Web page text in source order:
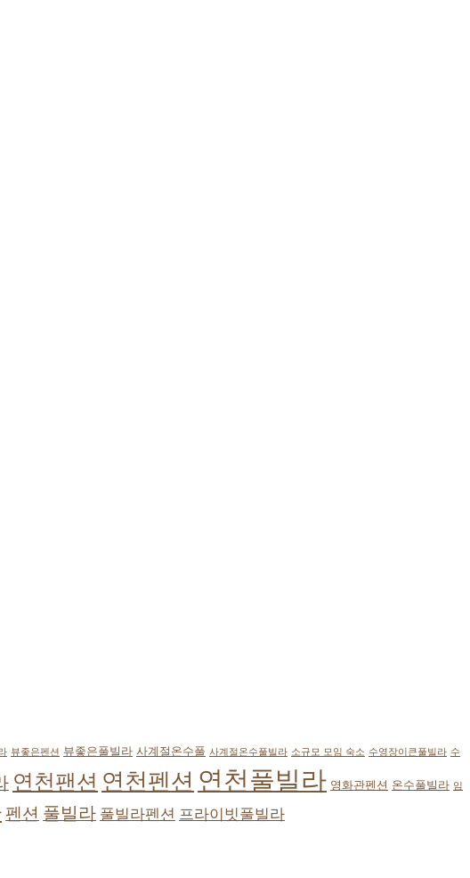
뷰좋은펜션 뷰좋은풀빌라 사계절온수풀 사계절온수풀빌라 소규모 모임 숙소 수영장이큰풀빌라 수
연천팬션 연천펜션 연천풀빌라 영화관펜션 온수풀빌라 임
펜션 풀빌라 풀빌라펜션 프라이빗풀빌라